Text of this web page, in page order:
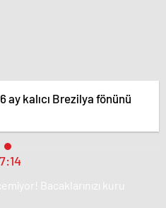
ay kalıcı Brezilya fönünü